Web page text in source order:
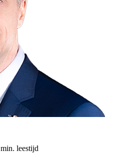
min. leestijd